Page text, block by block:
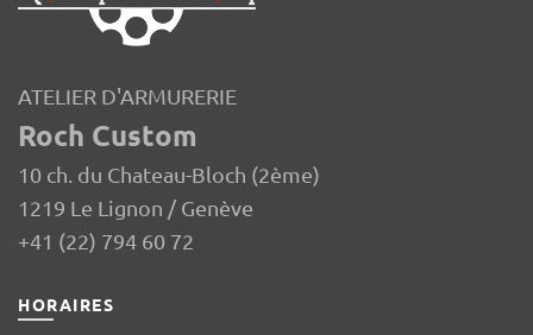
ATELIER D'ARMURERIE
Roch Custom
10 ch. du Chateau-Bloch (2ème)
1219 Le Lignon / Genève
+41 (22) 794 60 72
HORAIRES